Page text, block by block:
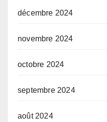
décembre 2024
novembre 2024
octobre 2024
septembre 2024
août 2024